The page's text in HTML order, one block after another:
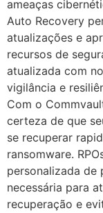
ameaças
Auto Recovery
atualizações e
recursos de
atualizada com
vigilância e
Com o
certeza de que
se recuperar
ransomware.
personalizada de
necessária para
recuperação e